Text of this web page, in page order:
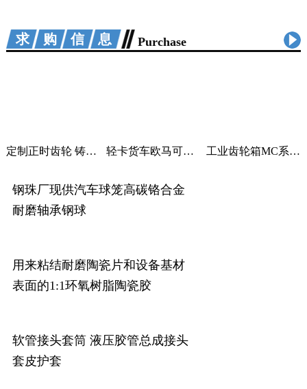
求购信息 Purchase
定制正时齿轮 铸铁曲轴加工 适用汽车机械 轻卡货车欧马可采尔孚变速箱ZF5S400V变速箱 工业齿轮箱MC系列大功率减速机M系列直角变速器平行变速箱
钢珠厂现供汽车球笼高碳铬合金
耐磨轴承钢球
用来粘结耐磨陶瓷片和设备基材
表面的1:1环氧树脂陶瓷胶
软管接头套筒 液压胶管总成接头
套皮护套